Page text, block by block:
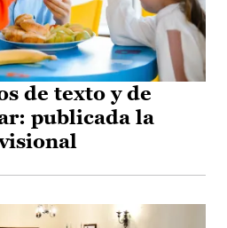
de texto y de
publicada la